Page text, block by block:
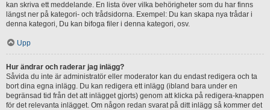
kan skriva ett meddelande. En lista över vilka behörigheter som du har finns
längst ner på kategori- och trådsidorna. Exempel: Du kan skapa nya trådar i
denna kategori, Du kan bifoga filer i denna kategori, osv.
Upp
Hur ändrar och raderar jag inlägg?
Såvida du inte är administratör eller moderator kan du endast redigera och ta
bort dina egna inlägg. Du kan redigera ett inlägg (ibland bara under en
begränsad tid från det att inlägget gjorts) genom att klicka på redigera-knappen
för det relevanta inlägget. Om någon redan svarat på ditt inlägg så kommer det